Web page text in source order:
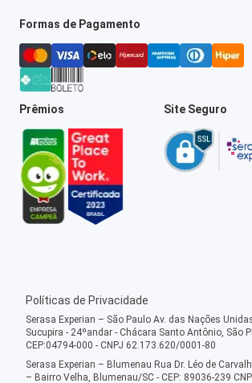
Formas de Pagamento
Prêmios Site Seguro
Políticas de Privacidade
Serasa Experian – São Paulo Av. das Nações
Sucupira - 24ºandar - Chácara Santo Antônio, São
CEP:04794-000 - CNPJ 62.173.620/0001-80
Serasa Experian – Blumenau Rua Dr. Léo de
– Bairro Velha, Blumenau/SC - CEP: 89036-239